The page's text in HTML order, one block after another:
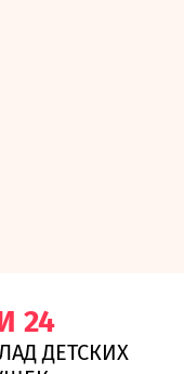
24
ДЕТСКИХ